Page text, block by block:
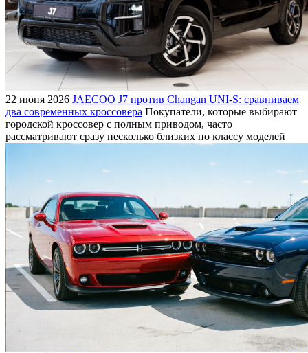
22 июня 2026 JAECOO J7 против Changan UNI-S: сравниваем
два современных кроссовера Покупатели, которые выбирают
городской кроссовер с полным приводом, часто
рассматривают сразу несколько близких по классу моделей